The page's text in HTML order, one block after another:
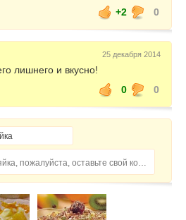
+2
0
25 декабря 2014
лишнего и вкусно!
0
0
Домохозяйка, пожалуйста, оставьте свой комментарий...